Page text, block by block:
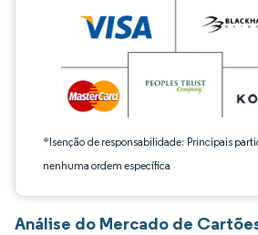
*Isenção de responsabilidade: Principais
nenhuma ordem específica
Análise do Mercado de